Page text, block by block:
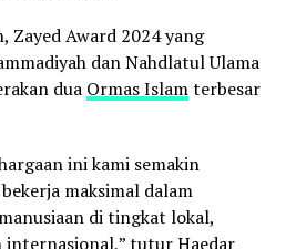
Zayed Award 2024 yang
dan Nahdlatul Ulama
dua Ormas Islamterbesar
ini kami semakin
maksimal dalam
di tingkat lokal,
internasional,” tutur Haedar